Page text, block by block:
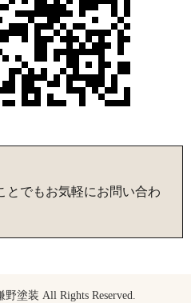
とでもお気軽にお問い合わ
塗装 All Rights Reserved.